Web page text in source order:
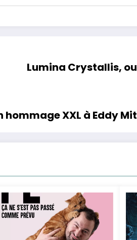
Lumina Crystallis,
hommage XXL à Eddy